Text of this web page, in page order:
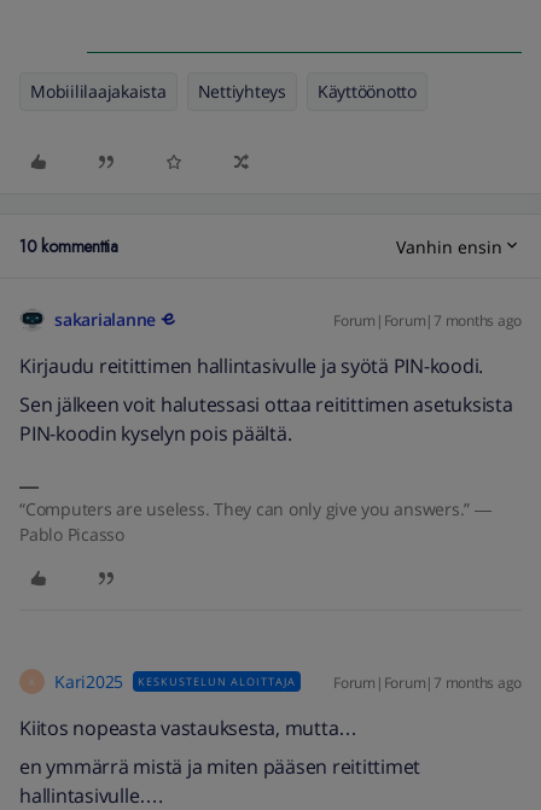
Mobiililaajakaista Nettiyhteys Käyttöönotto
10 kommenttia Vanhin ensin
sakarialanne Forum|Forum|7 months ago
Kirjaudu reitittimen hallintasivulle ja syötä PIN-koodi.
Sen jälkeen voit halutessasi ottaa reitittimen asetuksista
PIN-koodin kyselyn pois päältä.
“Computers are useless. They can only give you answers.” ―
Pablo Picasso
K Kari2025 KESKUSTELUN ALOITTAJA Forum|Forum|7 months ago
Kiitos nopeasta vastauksesta, mutta…
en ymmärrä mistä ja miten pääsen reitittimet
hallintasivulle….